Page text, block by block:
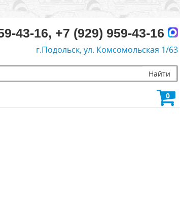
43-16, +7 (929) 959-43-16
г.Подольск, ул. Комсомольская 1/63
Найти
0